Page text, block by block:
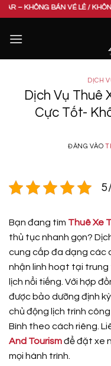
Bỏ
nội
BÁN VÉ LẺ / KHÔNG
DỊCH
Dịch Vụ Thuê
Cực Tốt-
ĐĂNG VÀO
Bạn đang tìm Thuê Xe
thủ tục nhanh gọn?
cung cấp đa dạng các
nhận linh hoạt tại
lịch nổi tiếng. Với hợp
được bảo dưỡng định
chủ động lịch trình
Bình theo cách riêng.
And Tourismđể đặt xe
mọi hành trình.